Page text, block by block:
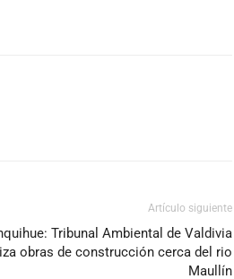
Artículo siguiente
Tribunal Ambiental de Valdivia
obras de construcción cerca del rio
Maullín